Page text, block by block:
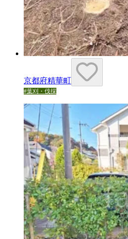
京都府精華町
#葉刈・伐採